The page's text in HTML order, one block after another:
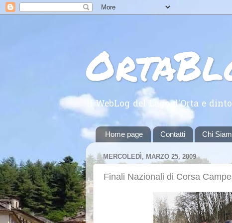
Il WebLog del Lago d'Orta e
Home page Contatti Chi
MERCOLEDÌ, MARZO 25, 2009
Finali Nazionali di Corsa